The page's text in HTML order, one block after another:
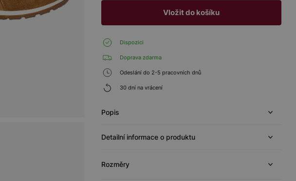
Vložit do košíku
Dispozici
Doprava zdarma
Odeslání do 2-5 pracovních dnů
30 dní na vrácení
Popis
Detailní informace o produktu
Rozměry